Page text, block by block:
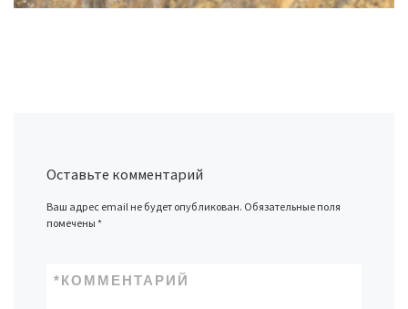
Оставьте комментарий
Ваш адрес email не будет опубликован. Обязательные поля
помечены*
КОММЕНТАРИЙ
*